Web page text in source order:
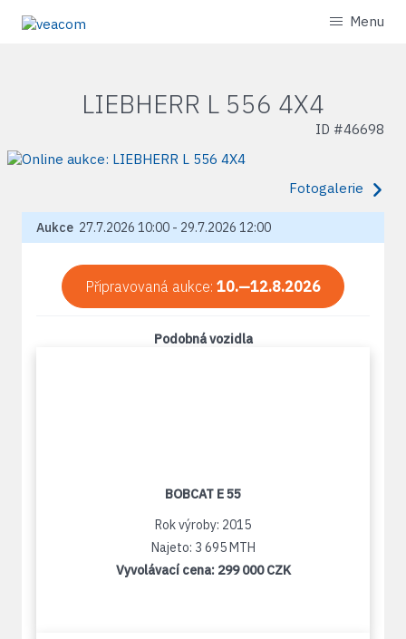
Menu
LIEBHERR L 556 4X4
ID #46698
Fotogalerie
Aukce 27.7.2026 10:00 - 29.7.2026 12:00
Připravovaná aukce: 10.—12.8.2026
Podobná vozidla
BOBCAT E 55
Rok výroby: 2015
Najeto: 3 695 MTH
Vyvolávací cena: 299 000 CZK